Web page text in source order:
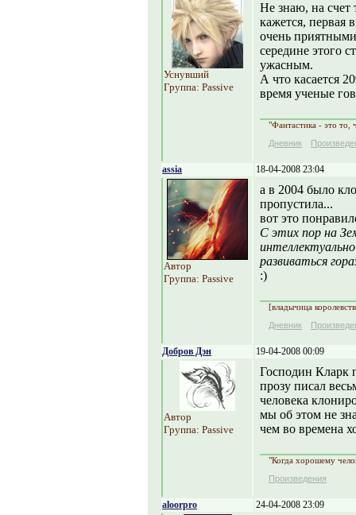
Уснувший
Группа: Passive
Не знаю, на счет
кажется, первая
очень
середине этого
ужасным.
А что касается
время ученые
"Фантастика - это то,
Дневник
assia 18-04-2008 23:04
Автор
Группа: Passive
а в 2004 было
пропустила...
вот это
С этих пор на
развиваться
:)
[владычица
Дневник
Добров Дэн 19-04-2008 00:09
Автор
Группа: Passive
Господин Кларк
прозу писал
человека
мы об этом не
чем во времена
"Когда хорошему
Произведения
aloorpro 24-04-2008 23:09